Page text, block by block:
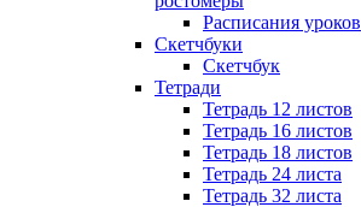
Расписания уроков
Скетчбуки
Скетчбук
Тетради
Тетрадь 12 листов
Тетрадь 16 листов
Тетрадь 18 листов
Тетрадь 24 листа
Тетрадь 32 листа